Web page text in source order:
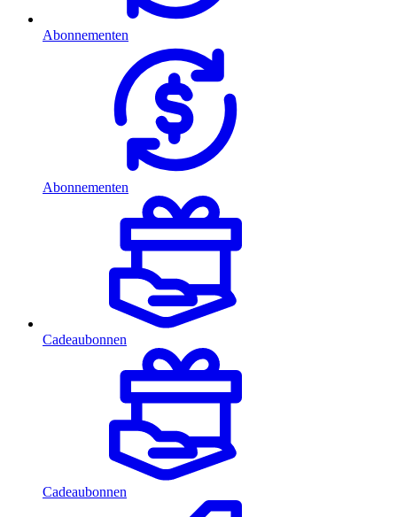
Abonnementen
Abonnementen
Cadeaubonnen
Cadeaubonnen